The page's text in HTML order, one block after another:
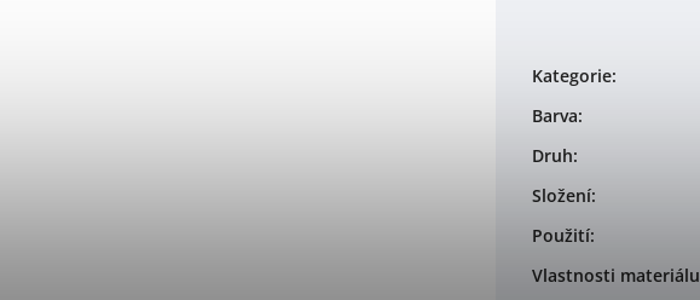
Kategorie:
Barva:
Druh:
Složení:
Použití:
Vlastnosti materiálu